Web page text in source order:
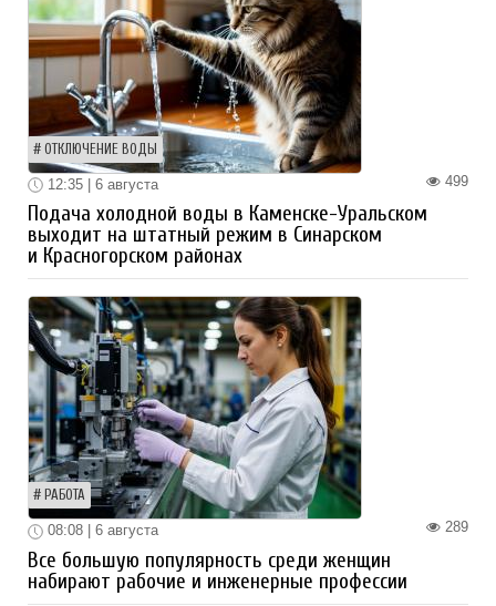
ОТКЛЮЧЕНИЕ ВОДЫ
499
12:35 | 6 августа
Подача холодной воды в Каменске-Уральском
выходит на штатный режим в Синарском
и Красногорском районах
РАБОТА
289
08:08 | 6 августа
Все большую популярность среди женщин
набирают рабочие и инженерные профессии